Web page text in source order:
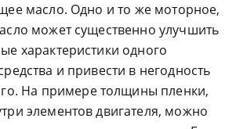
масло. Одно и то же моторное,
может существенно улучшить
характеристики одного
и привести в негодность
На примере толщины пленки,
элементов двигателя, можно